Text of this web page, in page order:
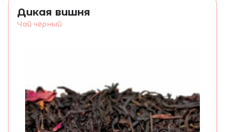
Дикая вишня
Чай чёрный